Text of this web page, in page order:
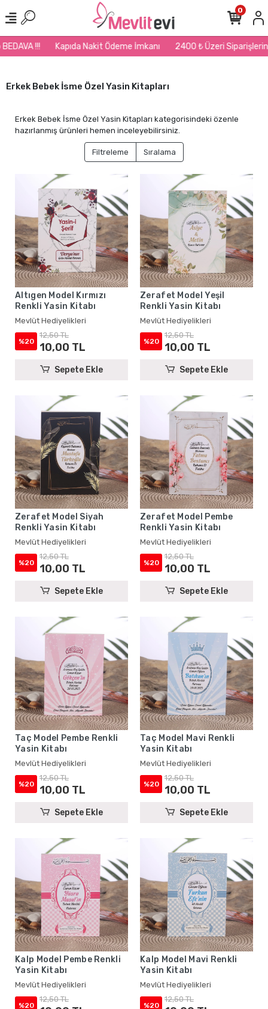
Kapıda Nakit Ödeme İmkanı 2400 ₺ Üzeri Siparişlerinizde Kargo
0
Erkek Bebek İsme Özel Yasin Kitapları
Erkek Bebek İsme Özel Yasin Kitapları kategorisindeki özenle
hazırlanmış ürünleri hemen inceleyebilirsiniz.
Filtreleme Sıralama
Altıgen Model Kırmızı
Renkli Yasin Kitabı
Mevlüt Hediyelikleri
%20
12,50 TL
10,00 TL
Sepete Ekle
Zerafet Model Yeşil
Renkli Yasin Kitabı
Mevlüt Hediyelikleri
%20
12,50 TL
10,00 TL
Sepete Ekle
Zerafet Model Siyah
Renkli Yasin Kitabı
Mevlüt Hediyelikleri
%20
12,50 TL
10,00 TL
Sepete Ekle
Zerafet Model Pembe
Renkli Yasin Kitabı
Mevlüt Hediyelikleri
%20
12,50 TL
10,00 TL
Sepete Ekle
Taç Model Pembe Renkli
Yasin Kitabı
Mevlüt Hediyelikleri
%20
12,50 TL
10,00 TL
Sepete Ekle
Taç Model Mavi Renkli
Yasin Kitabı
Mevlüt Hediyelikleri
%20
12,50 TL
10,00 TL
Sepete Ekle
Kalp Model Pembe Renkli
Yasin Kitabı
Mevlüt Hediyelikleri
%20
12,50 TL
Kalp Model Mavi Renkli
Yasin Kitabı
Mevlüt Hediyelikleri
%20
12,50 TL